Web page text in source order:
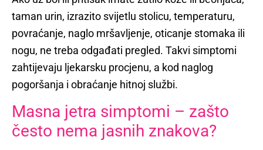
taman urin, izrazito svijetlu stolicu, temperaturu,
povraćanje, naglo mršavljenje, oticanje stomaka ili
nogu, ne treba odgađati pregled. Takvi simptomi
zahtijevaju ljekarsku procjenu, a kod naglog
pogoršanja i obraćanje hitnoj službi.
Masna jetra simptomi – zašto
često nema jasnih znakova?